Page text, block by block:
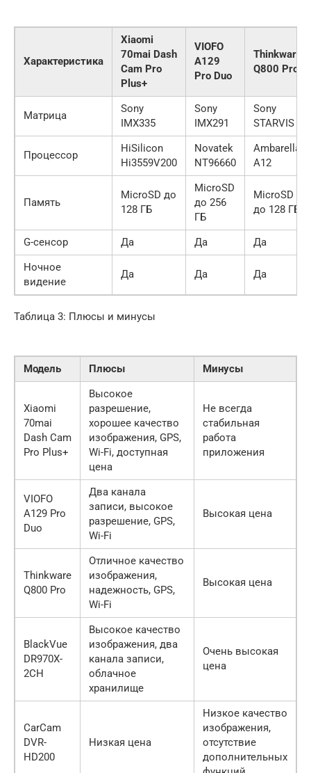
Характеристика
Xiaomi
70mai Dash
Cam Pro
Plus+
VIOFO
A129
Pro Duo
Thinkware
Q800 Pro
Матрица
Sony
IMX335
Sony
IMX291
Sony
STARVIS
Процессор
HiSilicon
Hi3559V200
Novatek
NT96660
Ambarella
A12
Память
MicroSD до
128 ГБ
MicroSD
до 256
ГБ
MicroSD
до 128 ГБ
G-сенсор Да Да
Да
Ночное
видение
Да Да Да
Таблица 3: Плюсы и минусы
Модель Плюсы Минусы
Xiaomi
70mai
Dash Cam
Pro Plus+
Высокое
разрешение,
хорошее качество
изображения, GPS,
Wi-Fi, доступная
цена
Не всегда
стабильная
работа
приложения
VIOFO
A129 Pro
Duo
Два канала
записи, высокое
разрешение, GPS,
Wi-Fi
Высокая цена
Thinkware
Q800 Pro
Отличное качество
изображения,
надежность, GPS,
Wi-Fi
Высокая цена
BlackVue
DR970X-
2CH
Высокое качество
изображения, два
канала записи,
облачное
хранилище
Очень высокая
цена
CarCam
DVR-
HD200
Низкая цена
Низкое качество
изображения,
отсутствие
дополнительных